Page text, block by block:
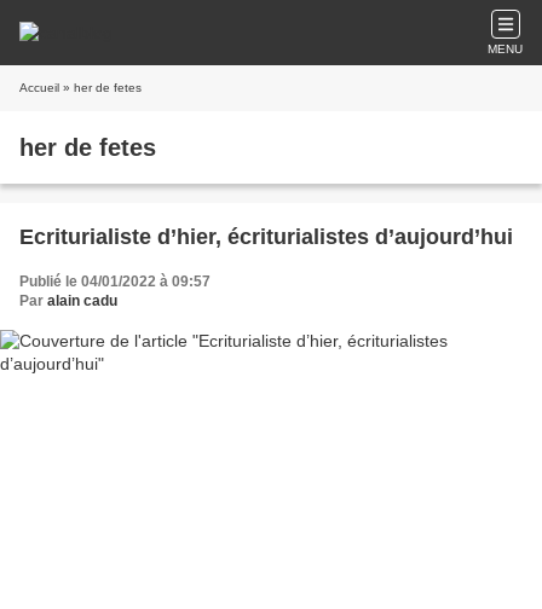
MENU
Accueil » her de fetes
her de fetes
Ecriturialiste d’hier, écriturialistes d’aujourd’hui
Publié le 04/01/2022 à 09:57
Par alain cadu